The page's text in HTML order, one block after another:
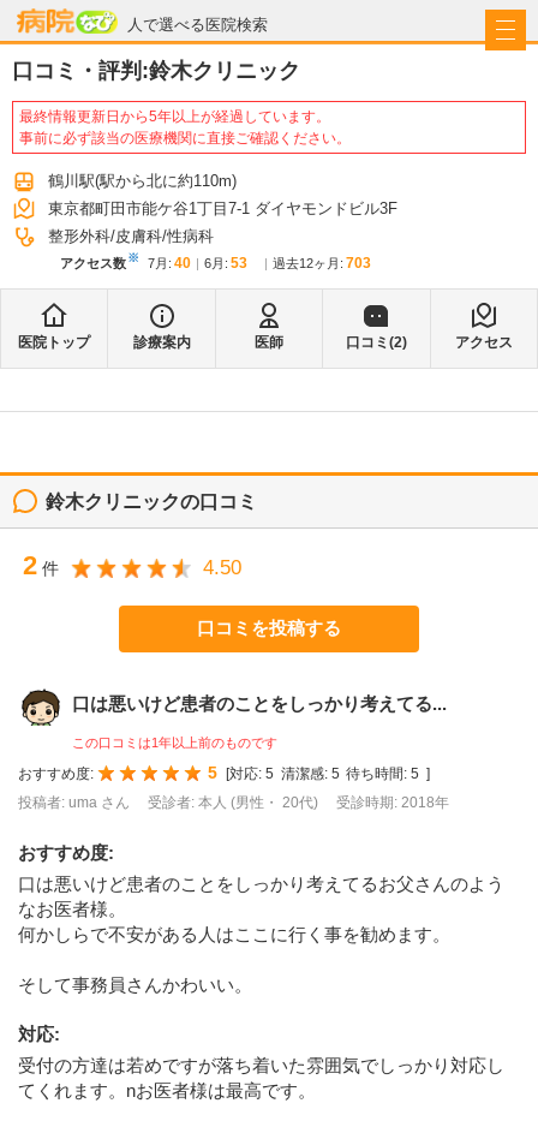
人で選べる医院検索
病院なび
口コミ・評判:鈴木クリニック
最終情報更新日から5年以上が経過しています。
事前に必ず該当の医療機関に直接ご確認ください。
鶴川駅(駅から北に約110m)
東京都町田市能ケ谷1丁目7-1 ダイヤモンドビル3F
整形外科 皮膚科 性病科
アクセス数※ 7月 : 40 6月 : 53 過去12ヶ月: 703
医院トップ 診療案内 医師 口コミ(2) アクセス
鈴木クリニックの口コミ
2 件 4.50
口コミを投稿する
口は悪いけど患者のことをしっかり考えてる...
この口コミは1年以上前のものです
おすすめ度: 5 [対応: 5 清潔感: 5 待ち時間: 5 ]
投稿者: uma さん
受診者: 本人 (男性・ 20代) 受診時期: 2018年
おすすめ度:
口は悪いけど患者のことをしっかり考えてるお父さんのよう
なお医者様。
何かしらで不安がある人はここに行く事を勧めます。
そして事務員さんかわいい。
対応:
受付の方達は若めですが落ち着いた雰囲気でしっかり対応し
てくれます。nお医者様は最高です。